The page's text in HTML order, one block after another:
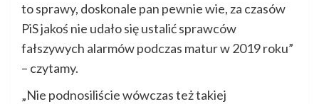
to sprawy, doskonale pan pewnie wie, za czasów
PiS jakoś nie udało się ustalić sprawców
fałszywych alarmów podczas matur w 2019 roku”
– czytamy.
„Nie podnosiliście wówczas też takiej